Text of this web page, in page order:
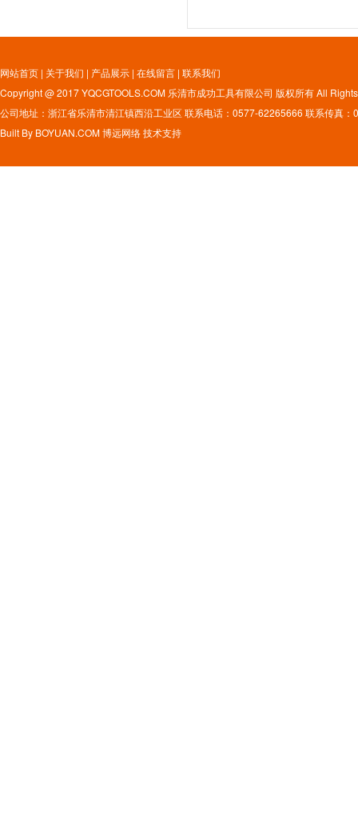
网站首页 | 关于我们 | 产品展示 | 在线留言 | 联系我们
Copyright @ 2017 YQCGTOOLS.COM 乐清市成功工具有限公司 版权所有 All
公司地址：浙江省乐清市清江镇西沿工业区 联系电话：0577-62265666 联系传真
Built By BOYUAN.COM博远网络技术支持